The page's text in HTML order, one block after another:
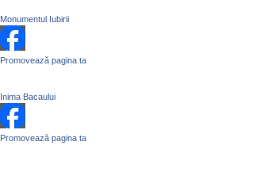
Monumentul Iubirii
Promovează pagina ta
Inima Bacaului
Promovează pagina ta